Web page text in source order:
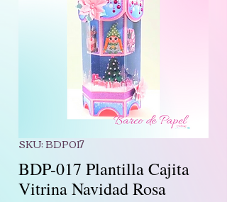
SKU: BDP017
BDP-017 Plantilla Cajita
Vitrina Navidad Rosa